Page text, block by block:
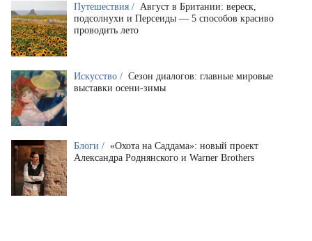
Путешествия / Август в Британии: вереск,
подсолнухи и Персеиды — 5 способов красиво
проводить лето
Искусство / Сезон диалогов: главные мировые
выставки осени-зимы
Блоги / «Охота на Саддама»: новый проект
Александра Роднянского и Warner Brothers